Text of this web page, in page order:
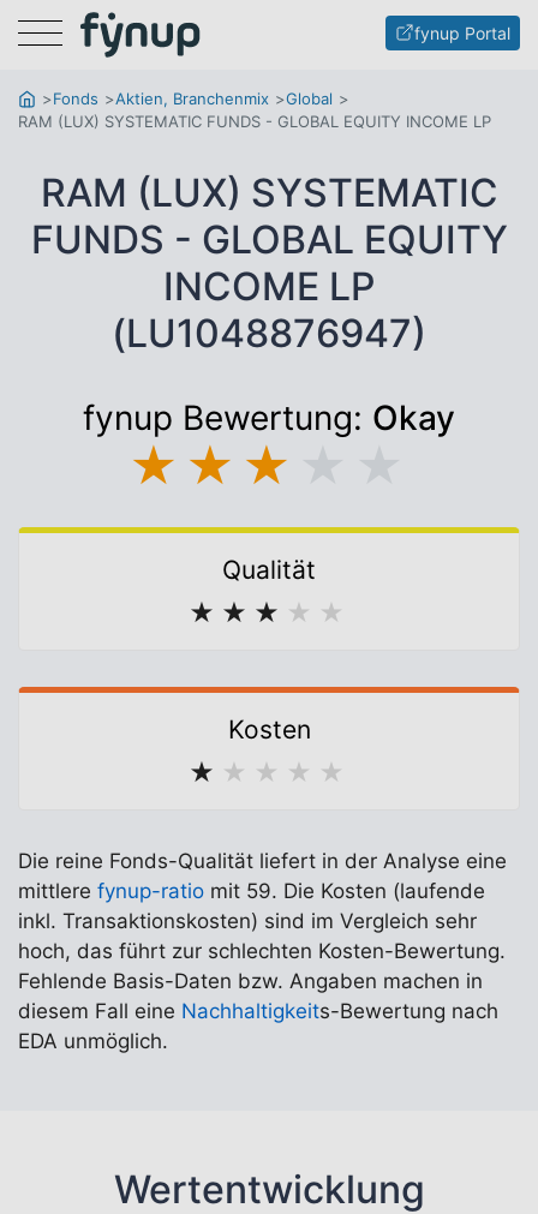
Menu fynup Portal
Fonds Aktien, Branchenmix
Global
RAM (LUX) SYSTEMATIC FUNDS - GLOBAL EQUITY INCOME LP
RAM (LUX) SYSTEMATIC
FUNDS - GLOBAL EQUITY
INCOME LP
(LU1048876947)
fynup Bewertung: Okay
★ ★ ★
Qualität
★ ★ ★ ★ ★
Kosten
★ ★ ★ ★ ★
Die reine Fonds-Qualität liefert in der Analyse eine
mittlere fynup-ratio mit 59. Die Kosten (laufende
inkl. Transaktionskosten) sind im Vergleich sehr
hoch, das führt zur schlechten Kosten-Bewertung.
Fehlende Basis-Daten bzw. Angaben machen in
diesem Fall eine Nachhaltigkeits-Bewertung nach
EDA unmöglich.
Wertentwicklung